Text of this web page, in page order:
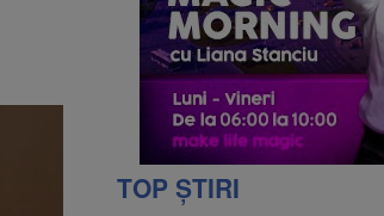
Potra. Judecătorii decid dacă începe
de Senat. Proiectul merge la promulgare
TOP ȘTIRI